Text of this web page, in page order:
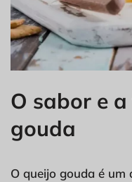
O sabor e
gouda
O queijo gouda é um